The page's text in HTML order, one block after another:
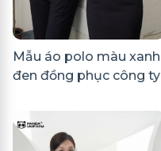
Mẫu áo polo màu xanh
đen đồng phục công ty